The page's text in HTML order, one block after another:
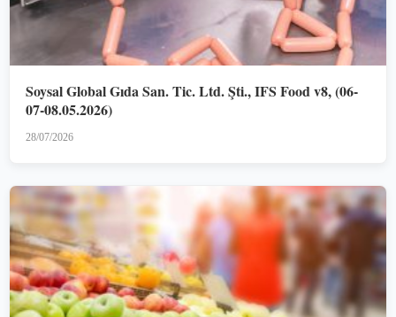
Soysal Global Gıda San. Tic. Ltd. Şti., IFS Food v8, (06-
07-08.05.2026)
28/07/2026